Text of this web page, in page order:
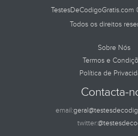
Todos os direitos
Sobre Nós
Termos e
Política de
Contacta-
email:
twitter: